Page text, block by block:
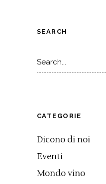
SEARCH
for:
CATEGORIE
Dicono di noi
Eventi
Mondo vino